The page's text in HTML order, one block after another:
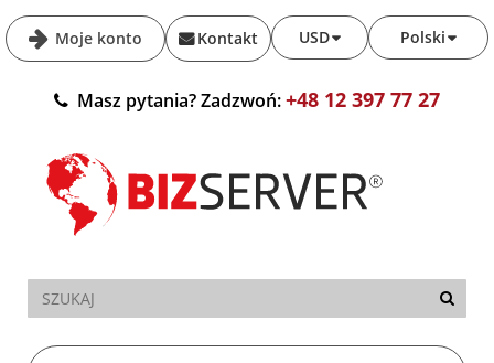
Moje konto Polski
USD
Kontakt
Masz pytania? Zadzwoń:+48 12 397 77 27